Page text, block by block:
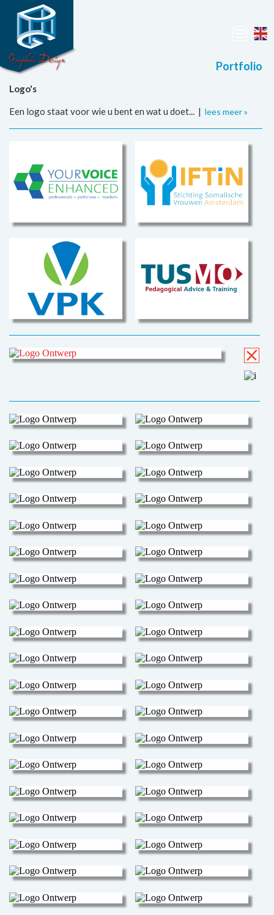
Portfolio
Logo's
Een logo staat voor wie u bent en wat u doet... | lees meer »